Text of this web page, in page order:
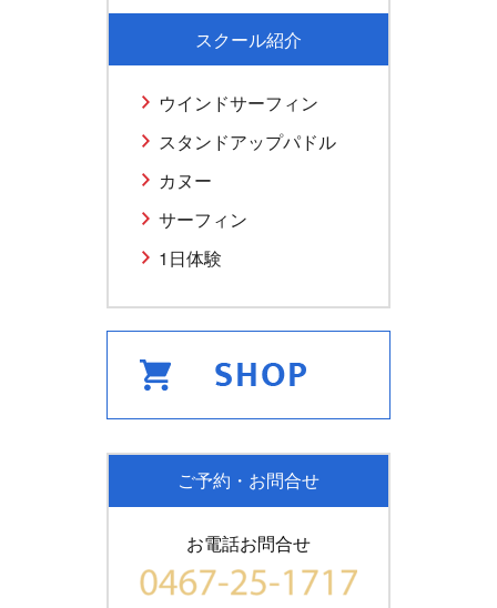
スクール紹介
ウインドサーフィン
スタンドアップパドル
カヌー
サーフィン
1日体験
ご予約・お問合せ
お電話お問合せ